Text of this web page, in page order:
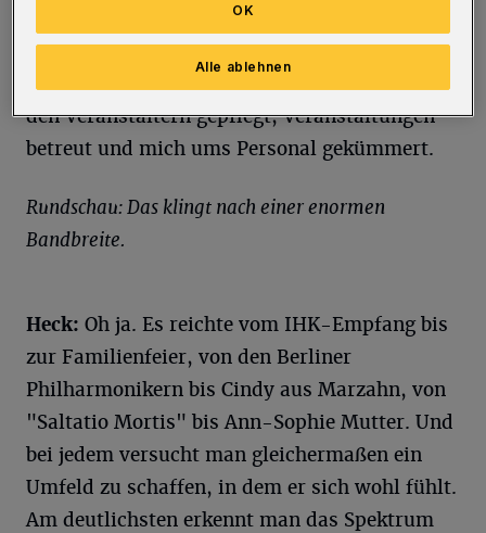
Planungen beschäftigt und wurde Anfang 1997
mit der Umwandlung in die GmbH sozusagen
Mädchen für alles. Ich hab' die Kontakte zu
den Veranstaltern gepflegt, Veranstaltungen
betreut und mich ums Personal gekümmert.
Rundschau: Das klingt nach einer enormen
Bandbreite.
Heck: Oh ja. Es reichte vom IHK-Empfang bis
zur Familienfeier, von den Berliner
Philharmonikern bis Cindy aus Marzahn, von
"Saltatio Mortis" bis Ann-Sophie Mutter. Und
bei jedem versucht man gleichermaßen ein
Umfeld zu schaffen, in dem er sich wohl fühlt.
Am deutlichsten erkennt man das Spektrum
Alle ablehnen
OK